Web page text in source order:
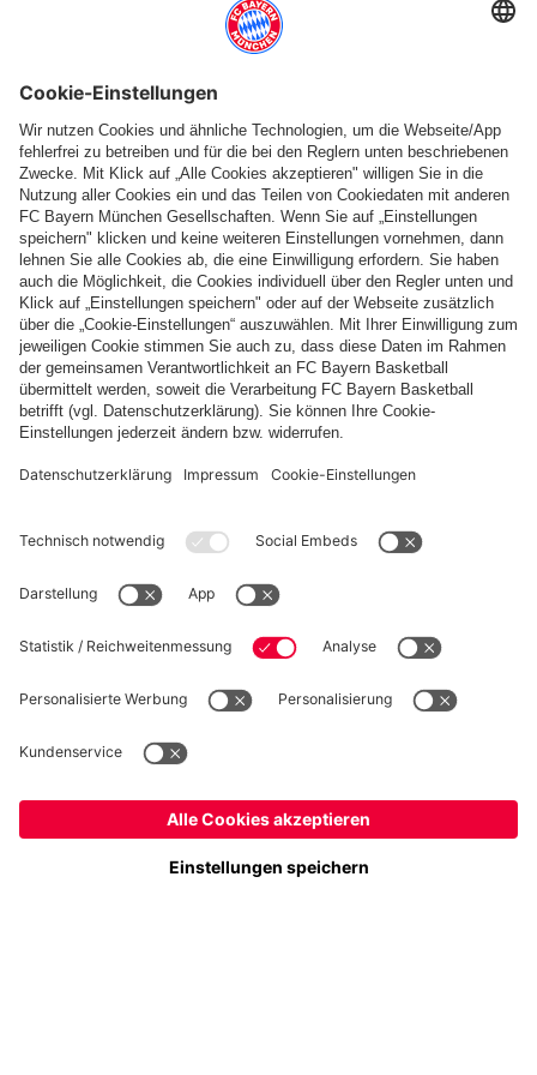
Folge uns
Zahlung & Lieferung
FC Bayern Store App
WIDERRUF
Datenschutz
Cookie Details
Preise inkl. Steuern und Abgaben
© FC Bayern München AG
FC Bayern München AG, Säbener Str. 51-57, 81547 München
Ja,Schweiz, um dorthin zu liefern!
Weltweit, um dorthin zu liefern!